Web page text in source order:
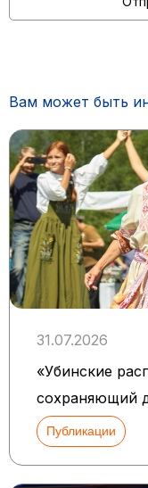
Вам может быть
31.07.2026
«Убинские
сохраняющий
Публикации